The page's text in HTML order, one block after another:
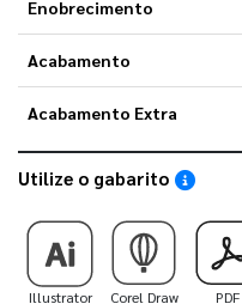
Enobrecimento
Acabamento
Acabamento Extra
Utilize o gabarito Saiba
Illustrator Corel Draw PDF